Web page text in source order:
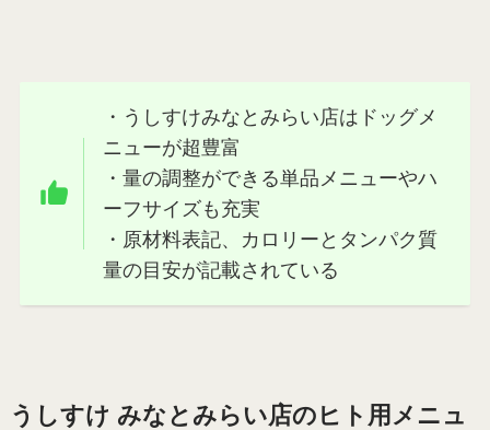
・うしすけみなとみらい店はドッグメ
ニューが超豊富
・量の調整ができる単品メニューやハ
ーフサイズも充実
・原材料表記、カロリーとタンパク質
量の目安が記載されている
うしすけ みなとみらい店のヒト用メニュ